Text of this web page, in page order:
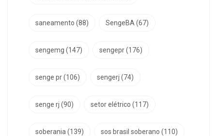
saneamento (88) SengeBA (67)
sengemg (147) sengepr(176)
senge pr(106) sengerj (74)
senge rj (90) setor elétrico (117)
soberania (139) sos brasil soberano (110)